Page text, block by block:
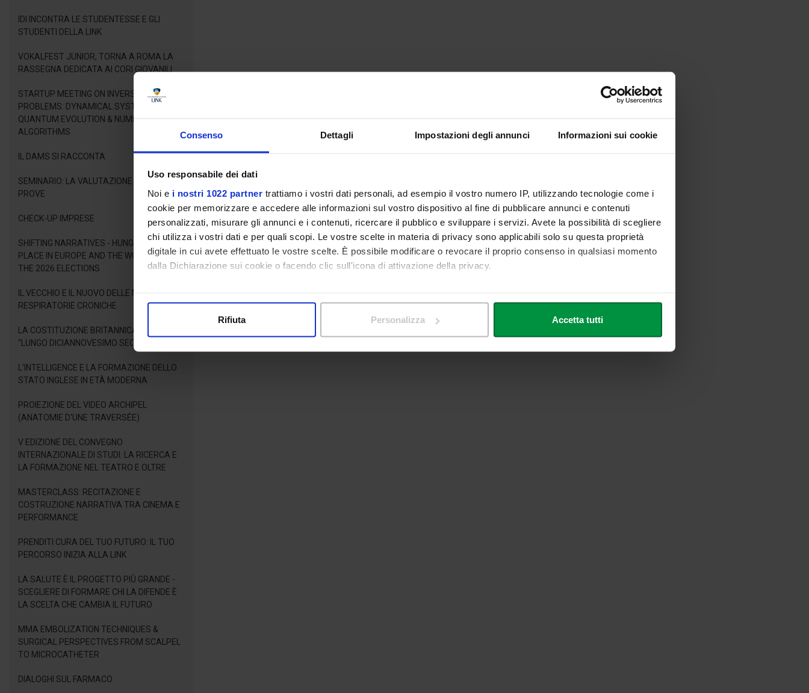
Consenso Dettagli Impostazioni degli annunci Informazioni sui cookie
Uso responsabile dei dati
Noi e i nostri 1022 partner trattiamo i vostri dati personali, ad esempio il vostro numero IP, utilizzando tecnologie come i
cookie per memorizzare e accedere alle informazioni sul vostro dispositivo al fine di pubblicare annunci e contenuti
personalizzati, misurare gli annunci e i contenuti, ricercare il pubblico e sviluppare i servizi. Avete la possibilità di scegliere
chi utilizza i vostri dati e per quali scopi. Le vostre scelte in materia di privacy sono applicabili solo su questa proprietà
digitale in cui avete effettuato le vostre scelte. È possibile modificare o revocare il proprio consenso in qualsiasi momento
dalla Dichiarazione sui cookie o facendo clic sull'icona di attivazione della privacy.
Identificare il tuo dispositivo, scansionandolo attivamente alla ricerca di caratteristiche specifiche (impronte digitali).
Rifiuta Personalizza Accetta tutti
IDI INCONTRA LE STUDENTESSE E GLI
STUDENTI DELLA LINK
VOKALFEST JUNIOR, TORNA A ROMA LA
RASSEGNA DEDICATA AI CORI GIOVANILI
STARTUP MEETING ON INVERSE LINEAR
PROBLEMS: DYNAMICAL SYSTEMS,
QUANTUM EVOLUTION & NUMERICAL
ALGORITHMS
IL DAMS SI RACCONTA
SEMINARIO: LA VALUTAZIONE DELLE
PROVE
CHECK-UP IMPRESE
SHIFTING NARRATIVES - HUNGARY'S NEW
PLACE IN EUROPE AND THE WORLD AFTER
THE 2026 ELECTIONS
IL VECCHIO E IL NUOVO DELLE MALATTIE
RESPIRATORIE CRONICHE
LA COSTITUZIONE BRITANNICA NEL
“LUNGO DICIANNOVESIMO SECOLO”
L'INTELLIGENCE E LA FORMAZIONE DELLO
STATO INGLESE IN ETÀ MODERNA
PROIEZIONE DEL VIDEO ARCHIPEL
(ANATOMIE D'UNE TRAVERSÉE)
V EDIZIONE DEL CONVEGNO
INTERNAZIONALE DI STUDI. LA RICERCA E
LA FORMAZIONE NEL TEATRO E OLTRE
MASTERCLASS: RECITAZIONE E
COSTRUZIONE NARRATIVA TRA CINEMA E
PERFORMANCE
PRENDITI CURA DEL TUO FUTURO: IL TUO
PERCORSO INIZIA ALLA LINK
LA SALUTE È IL PROGETTO PIÙ GRANDE -
SCEGLIERE DI FORMARE CHI LA DIFENDE È
LA SCELTA CHE CAMBIA IL FUTURO
MMA EMBOLIZATION TECHNIQUES &
SURGICAL PERSPECTIVES FROM SCALPEL
TO MICROCATHETER
DIALOGHI SUL FARMACO